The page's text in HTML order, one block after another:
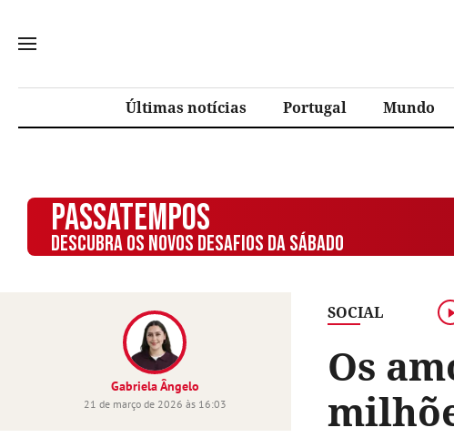
Últimas notícias Portugal Mundo
PASSATEMPOS
DESCUBRA OS NOVOS DESAFIOS DA SÁBADO
SOCIAL
Os
Gabriela Ângelo
21 de março de 2026 às 16:03